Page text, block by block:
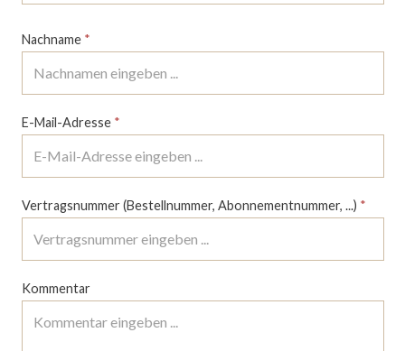
Nachname *
E-Mail-Adresse *
Vertragsnummer (Bestellnummer, Abonnementnummer, ...) *
Kommentar